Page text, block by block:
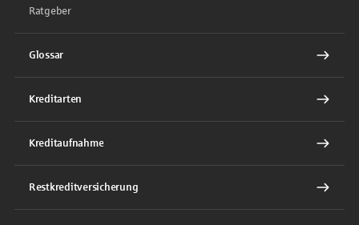
Ratgeber
Glossar
Kreditarten
Kreditaufnahme
Restkreditversicherung